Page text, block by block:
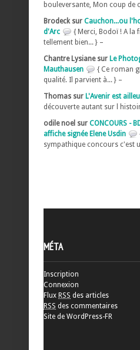
bouleversante, Mon coup de
Brodeck sur Cauchon...ou
d'Arc
{ Merci, Bodoï ! A la
tellement bien... } –
Chantre Lysiane sur Le
Mauthausen
{ Ce roman
qualité. Il parvient à... } –
Thomas sur L'Avenir est
découverte autant sur l
odile noel sur CONCOURS -
affiche signée Elene Usdin
sympathique concours c'est
MÉTA
Inscription
Connexion
Flux RSS des articles
RSS des commentaires
Site de WordPress-FR